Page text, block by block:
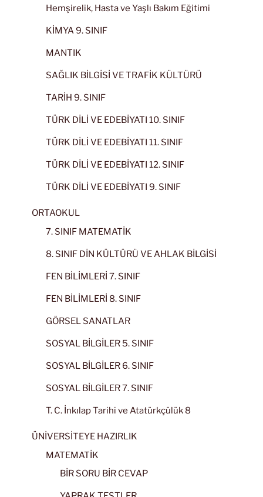
Hemşirelik, Hasta ve Yaşlı Bakım Eğitimi
KİMYA 9. SINIF
MANTIK
SAĞLIK BİLGİSİ VE TRAFİK KÜLTÜRÜ
TARİH 9. SINIF
TÜRK DİLİ VE EDEBİYATI 10. SINIF
TÜRK DİLİ VE EDEBİYATI 11. SINIF
TÜRK DİLİ VE EDEBİYATI 12. SINIF
TÜRK DİLİ VE EDEBİYATI 9. SINIF
ORTAOKUL
7. SINIF MATEMATİK
8. SINIF DİN KÜLTÜRÜ VE AHLAK BİLGİSİ
FEN BİLİMLERİ 7. SINIF
FEN BİLİMLERİ 8. SINIF
GÖRSEL SANATLAR
SOSYAL BİLGİLER 5. SINIF
SOSYAL BİLGİLER 6. SINIF
SOSYAL BİLGİLER 7. SINIF
T. C. İnkılap Tarihi ve Atatürkçülük 8
ÜNİVERSİTEYE HAZIRLIK
MATEMATİK
BİR SORU BİR CEVAP